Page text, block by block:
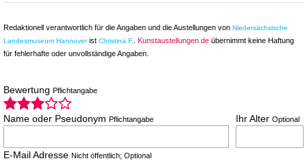
Redaktionell verantwortlich für die Angaben und die Austellungen von Niedersächsische
Landesmuseum Hannoverist Christina F. Kunstaustellungen.de übernimmt keine Haftung
für fehlerhafte oder unvollständige Angaben.
Bewertung Pflichtangabe
Name oder Pseudonym Pflichtangabe Ihr Alter Optional
E-Mail Adresse Nicht öffentlich; Optional